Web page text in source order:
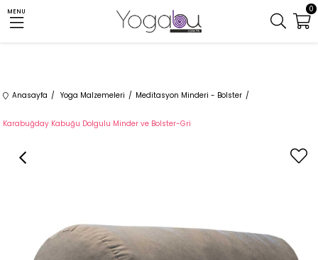
MENU 0
Anasayfa Yoga Malzemeleri Meditasyon Minderi - Bolster
Karabuğday Kabuğu Dolgulu Minder ve Bolster-Gri